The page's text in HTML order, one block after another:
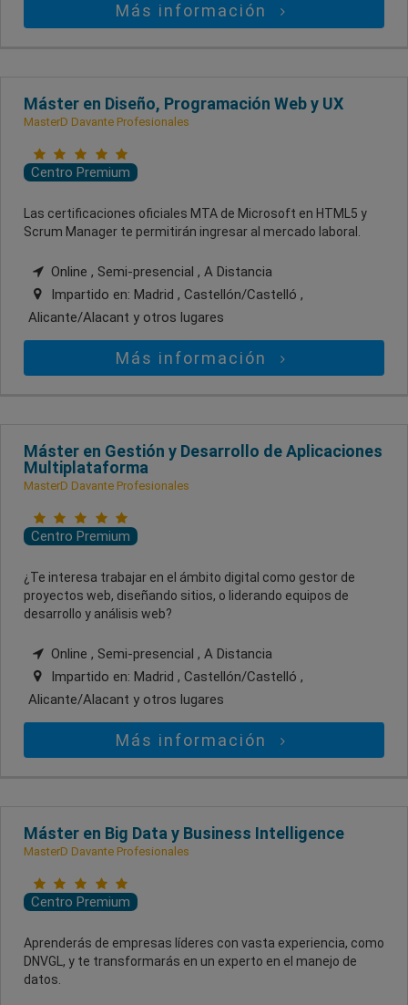
Más información
Máster en Diseño, Programación Web y UX
MasterD Davante Profesionales
Centro Premium
Las certificaciones oficiales MTA de Microsoft en HTML5 y
Scrum Manager te permitirán ingresar al mercado laboral.
Online , Semi-presencial , A Distancia
Impartido en: Madrid , Castellón/Castelló ,
Alicante/Alacant y otros lugares
Más información
Máster en Gestión y Desarrollo de Aplicaciones
Multiplataforma
MasterD Davante Profesionales
Centro Premium
¿Te interesa trabajar en el ámbito digital como gestor de
proyectos web, diseñando sitios, o liderando equipos de
desarrollo y análisis web?
Online , Semi-presencial , A Distancia
Impartido en: Madrid , Castellón/Castelló ,
Alicante/Alacant y otros lugares
Más información
Máster en Big Data y Business Intelligence
MasterD Davante Profesionales
Centro Premium
Aprenderás de empresas líderes con vasta experiencia, como
DNVGL, y te transformarás en un experto en el manejo de
datos.